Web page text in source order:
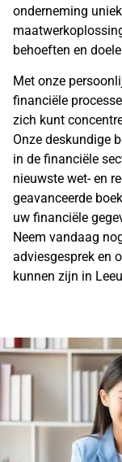
onderneming
behoeften en
Met onze
financiële
zich kunt
Onze deskundige
in de financiële
nieuwste wet- en
geavanceerde
uw financiële
Neem vandaag
adviesgesprek en
kunnen zijn in